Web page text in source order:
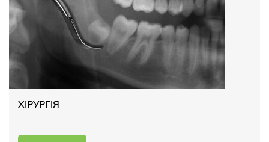
ХІРУРГІЯ